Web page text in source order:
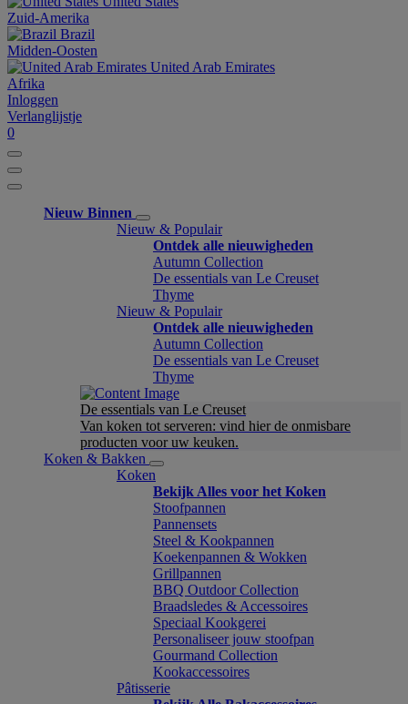
Zuid-Amerika
Brazil
Midden-Oosten
United Arab Emirates
Afrika
Inloggen
Verlanglijstje
0
Nieuw Binnen
Nieuw & Populair
Ontdek alle nieuwigheden
Autumn Collection
De essentials van Le Creuset
Thyme
Nieuw & Populair
Ontdek alle nieuwigheden
Autumn Collection
De essentials van Le Creuset
Thyme
De essentials van Le Creuset
Van koken tot serveren: vind hier de onmisbare
producten voor uw keuken.
Koken & Bakken
Koken
Bekijk Alles voor het Koken
Stoofpannen
Pannensets
Steel & Kookpannen
Koekenpannen & Wokken
Grillpannen
BBQ Outdoor Collection
Braadsledes & Accessoires
Speciaal Kookgerei
Personaliseer jouw stoofpan
Gourmand Collection
Kookaccessoires
Pâtisserie